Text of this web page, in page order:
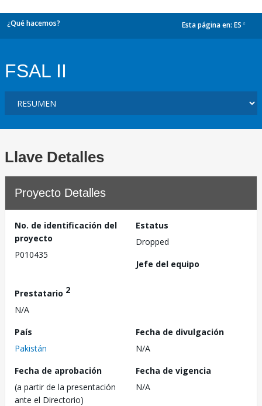
¿Qué hacemos? Esta página en: ES
FSAL II
Llave Detalles
Proyecto Detalles
No. de identificación del
proyecto
P010435
Estatus
Dropped
Jefe del equipo
Prestatario 2
N/A
País
Pakistán
Fecha de divulgación
N/A
Fecha de aprobación
(a partir de la presentación
ante el Directorio)
Fecha de vigencia
N/A